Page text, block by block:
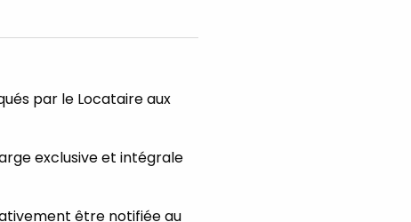
par le Locataire aux
exclusive et intégrale
être notifiée au